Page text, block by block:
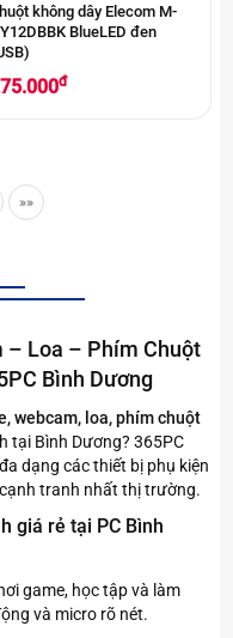
không dây Elecom M-
BlueLED đen
đ
»»
– Loa – Phím Chuột
Bình Dương
webcam, loa, phím chuột
tại Bình Dương? 365PC
dạng các thiết bị phụ kiện
tranh nhất thị trường.
giá rẻ tại PC Bình
game, học tập và làm
và micro rõ nét.